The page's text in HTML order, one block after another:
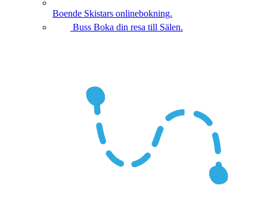
Boende Skistars onlinebokning.
Buss Boka din resa till Sälen.